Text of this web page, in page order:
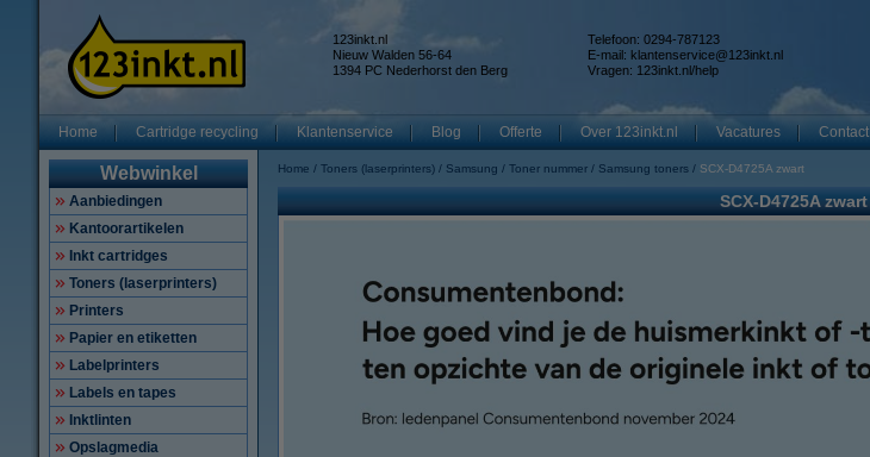
123inkt.nl
Nieuw Walden 56-64
1394 PC Nederhorst den Berg
Telefoon: 0294-787123
E-mail: klantenservice@123inkt.nl
Vragen: 123inkt.nl/help
Home Cartridge recycling Klantenservice Blog Offerte Over 123inkt.nl Vacatures Contact
Webwinkel
Aanbiedingen
Kantoorartikelen
Inkt cartridges
Toners (laserprinters)
Printers
Papier en etiketten
Labelprinters
Labels en tapes
Inktlinten
Opslagmedia
Home Toners (laserprinters) Samsung Toner nummer Samsung toners SCX-D4725A zwart
SCX-D4725A zwart